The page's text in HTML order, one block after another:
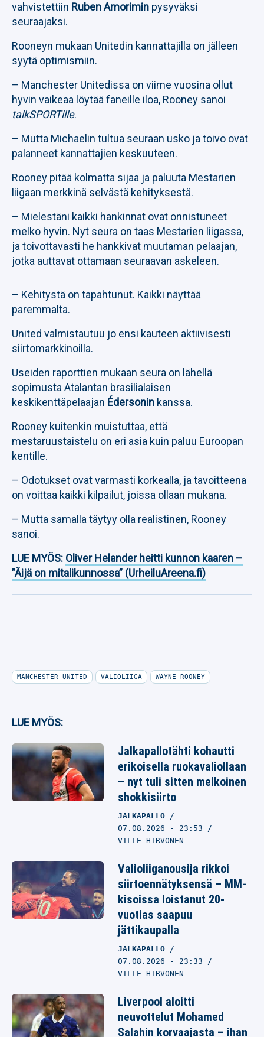
vahvistettiin Ruben Amorimin pysyväksi
seuraajaksi.
Rooneyn mukaan Unitedin kannattajilla on jälleen
syytä optimismiin.
– Manchester Unitedissa on viime vuosina ollut
hyvin vaikeaa löytää faneille iloa, Rooney sanoi
talkSPORTille.
– Mutta Michaelin tultua seuraan usko ja toivo ovat
palanneet kannattajien keskuuteen.
Rooney pitää kolmatta sijaa ja paluuta Mestarien
liigaan merkkinä selvästä kehityksestä.
– Mielestäni kaikki hankinnat ovat onnistuneet
melko hyvin. Nyt seura on taas Mestarien liigassa,
ja toivottavasti he hankkivat muutaman pelaajan,
jotka auttavat ottamaan seuraavan askeleen.
– Kehitystä on tapahtunut. Kaikki näyttää
paremmalta.
United valmistautuu jo ensi kauteen aktiivisesti
siirtomarkkinoilla.
Useiden raporttien mukaan seura on lähellä
sopimusta Atalantan brasilialaisen
keskikenttäpelaajan Édersonin kanssa.
Rooney kuitenkin muistuttaa, että
mestaruustaistelu on eri asia kuin paluu Euroopan
kentille.
– Odotukset ovat varmasti korkealla, ja tavoitteena
on voittaa kaikki kilpailut, joissa ollaan mukana.
– Mutta samalla täytyy olla realistinen, Rooney
sanoi.
LUE MYÖS: Oliver Helander heitti kunnon kaaren –
”Äijä on mitalikunnossa” (UrheiluAreena.fi)
MANCHESTER UNITED VALIOLIIGA WAYNE ROONEY
LUE MYÖS:
Jalkapallotähti kohautti
erikoisella ruokavaliollaan
– nyt tuli sitten melkoinen
shokkisiirto
JALKAPALLO
07.08.2026 - 23:53
VILLE HIRVONEN
Valioliiganousija rikkoi
siirtoennätyksensä – MM-
kisoissa loistanut 20-
vuotias saapuu
jättikaupalla
JALKAPALLO
07.08.2026 - 23:33
VILLE HIRVONEN
Liverpool aloitti
neuvottelut Mohamed
Salahin korvaajasta – ihan